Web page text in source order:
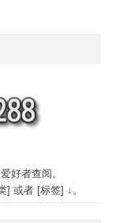
好者查阅。
或者 [标签] ↓。